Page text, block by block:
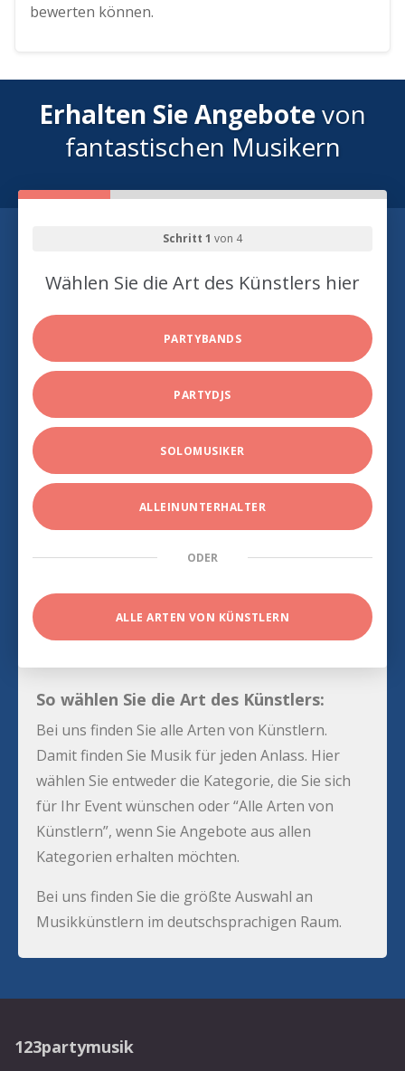
bewerten können.
Erhalten Sie Angebotevon
fantastischen Musikern
Schritt 1 von 4
Wählen Sie die Art des Künstlers hier
PARTYBANDS
PARTYDJS
SOLOMUSIKER
ALLEINUNTERHALTER
ODER
ALLE ARTEN VON KÜNSTLERN
So wählen Sie die Art des Künstlers:
Bei uns finden Sie alle Arten von Künstlern.
Damit finden Sie Musik für jeden Anlass. Hier
wählen Sie entweder die Kategorie, die Sie sich
für Ihr Event wünschen oder “Alle Arten von
Künstlern”, wenn Sie Angebote aus allen
Kategorien erhalten möchten.
Bei uns finden Sie die größte Auswahl an
Musikkünstlern im deutschsprachigen Raum.
123partymusik